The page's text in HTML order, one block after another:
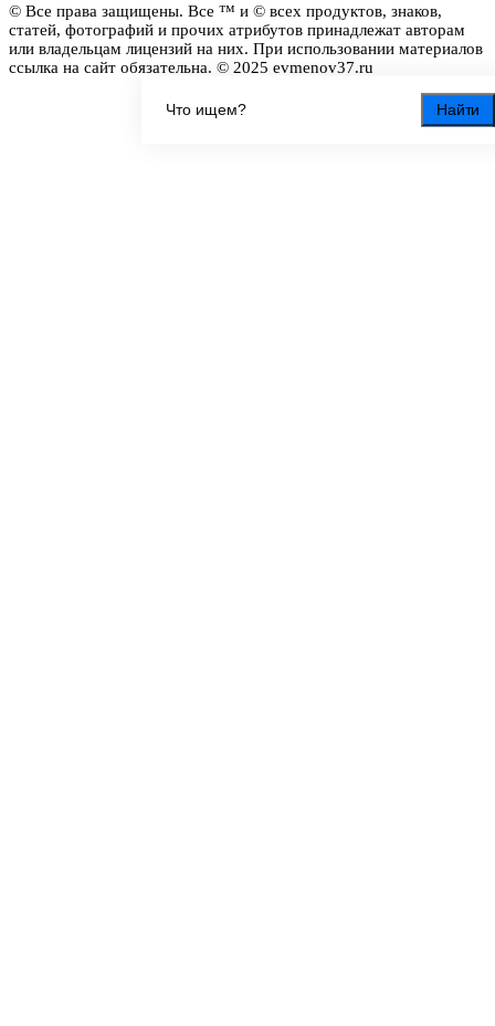
Найти
© Все права защищены. Все ™ и © всех продуктов, знаков,
статей, фотографий и прочих атрибутов принадлежат авторам
или владельцам лицензий на них. При использовании материалов
ссылка на сайт обязательна. © 2025 evmenov37.ru